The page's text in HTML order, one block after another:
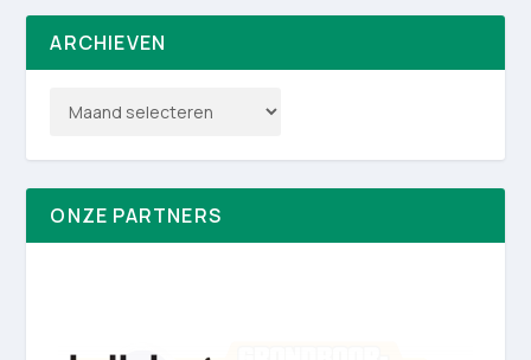
ARCHIEVEN
ONZE PARTNERS